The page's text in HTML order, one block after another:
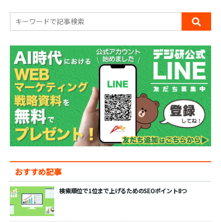
おすすめ記事
検索順位で1位まで上げるためのSEOポイント8つ